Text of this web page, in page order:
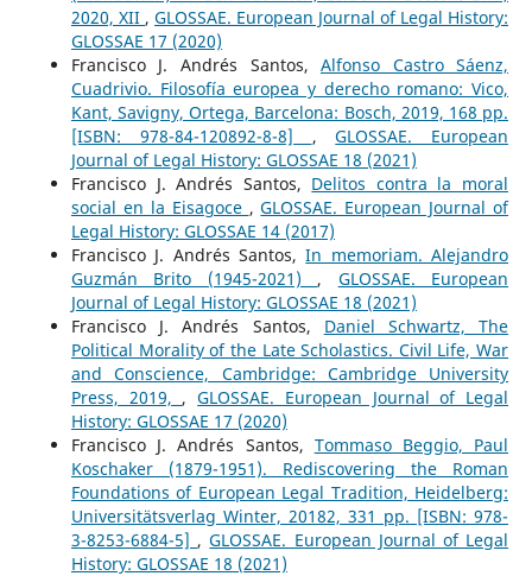
2020, XII , GLOSSAE. European Journal of Legal History:
GLOSSAE 17 (2020)
Francisco J. Andrés Santos,Alfonso Castro Sáenz,
Cuadrivio. Filosofía europea y derecho romano: Vico,
Kant, Savigny, Ortega, Barcelona: Bosch, 2019, 168 pp.
[ISBN: 978-84-120892-8-8] ,GLOSSAE. European
Journal of Legal History: GLOSSAE 18 (2021)
Francisco J. Andrés Santos, Delitos contra la moral
social en la Eisagoce ,GLOSSAE. European Journal of
Legal History: GLOSSAE 14 (2017)
Francisco J. Andrés Santos,In memoriam. Alejandro
Guzmán Brito (1945-2021) , GLOSSAE. European
Journal of Legal History: GLOSSAE 18 (2021)
Francisco J. Andrés Santos, Daniel Schwartz, The
Political Morality of the Late Scholastics. Civil Life, War
and Conscience, Cambridge: Cambridge University
Press, 2019, ,GLOSSAE. European Journal of Legal
History: GLOSSAE 17 (2020)
Francisco J. Andrés Santos, Tommaso Beggio, Paul
Koschaker (1879-1951). Rediscovering the Roman
Foundations of European Legal Tradition, Heidelberg:
Universitätsverlag Winter, 20182, 331 pp. [ISBN: 978-
3-8253-6884-5] ,GLOSSAE. European Journal of Legal
History: GLOSSAE 18 (2021)